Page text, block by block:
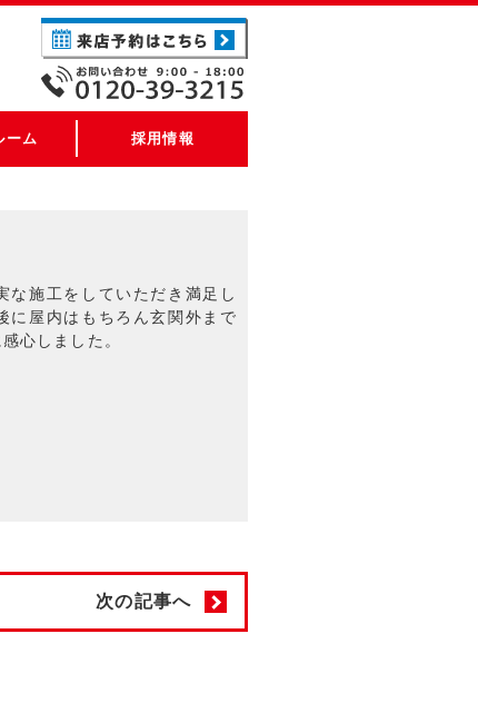
ーム 採用情報
な施工をしていただき満足し
に屋内はもちろん玄関外まで
心しました。
次の記事へ